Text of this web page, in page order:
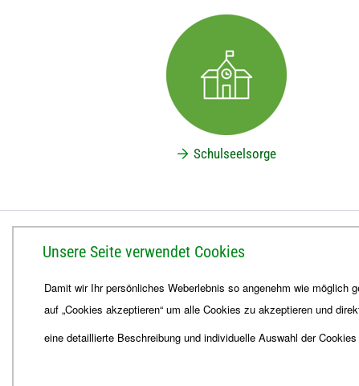
Schulseelsorge
BISTUM ERFURT
Bischöfliches Ordinariat
Herrmannsplatz 9, 99084 Erfurt
Unsere Seite verwendet Cookies
Damit wir Ihr persönliches Weberlebnis so angenehm wie
auf „Cookies akzeptieren“ um alle Cookies zu akzeptieren und
eine detaillierte Beschreibung und individuelle Auswahl der